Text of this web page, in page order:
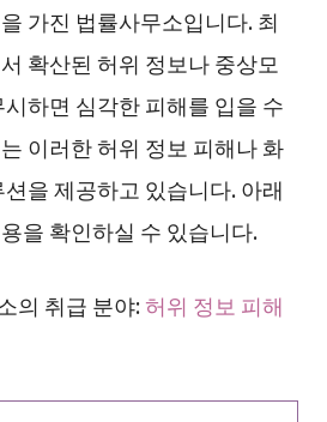
가진 법률사무소입니다. 최
확산된 허위 정보나 중상모
하면 심각한 피해를 입을 수
이러한 허위 정보 피해나 화
을 제공하고 있습니다. 아래
을 확인하실 수 있습니다.
의 취급 분야:허위 정보 피해